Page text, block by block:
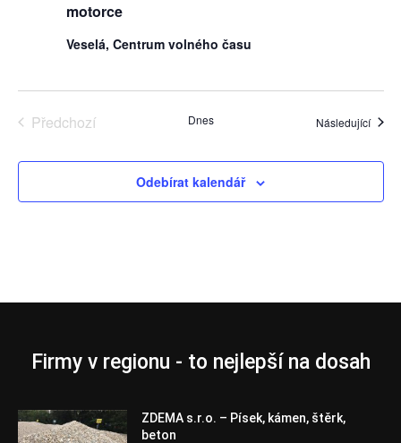
motorce
Veselá, Centrum volného času
Předchozí
Dnes NásledujícíAkce
Odebírat kalendář
Firmy v regionu - to nejlepší na dosah
ZDEMA s.r.o. – Písek, kámen, štěrk,
beton